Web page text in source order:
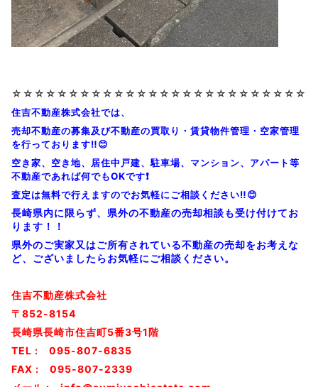
☆☆☆☆☆☆☆☆ ☆☆☆☆☆☆☆☆ ☆☆☆☆☆☆☆☆
住吉不動産株式会社では、
売却不動産の募集及び不動産の買取り・賃貸物件管理・空家管理
を行っております‼️😊
空き家、空き地、居住中戸建、駐車場、マンション、アパート等
不動産であれば何でもOKです❗
査定は無料で行えますのでお気軽にご相談ください‼️😊
長崎県内に限らず、県外の不動産の売却相談も受け付けてお
ります！！
県外のご実家又はご所有されている不動産の売却をお考えな
ど、ございましたらお気軽にご相談ください。
住吉不動産株式会社
〒852-8154
長崎県長崎市住吉町5番3号1階
TEL : 095-807-6835
FAX : 095-807-2339